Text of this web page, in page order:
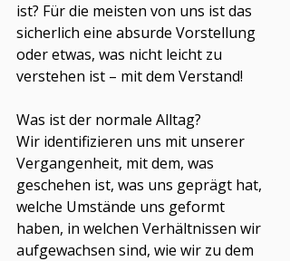
ist? Für die meisten von uns ist das
sicherlich eine absurde Vorstellung
oder etwas, was nicht leicht zu
verstehen ist – mit dem Verstand!
Was ist der normale Alltag?
Wir identifizieren uns mit unserer
Vergangenheit, mit dem, was
geschehen ist, was uns geprägt hat,
welche Umstände uns geformt
haben, in welchen Verhältnissen wir
aufgewachsen sind, wie wir zu dem